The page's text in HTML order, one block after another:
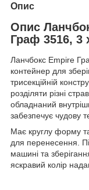
Опис
Опис
Граф 3516, 3
Ланчбокс Empire
контейнер для
трисекційній
розділяти різні
обладнаний
забезпечує чудову
Має круглу форму
для перенесення.
машині та
яскравий колір